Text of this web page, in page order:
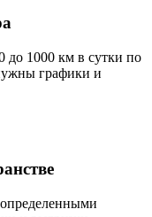
до 1000 км в сутки по
графики и